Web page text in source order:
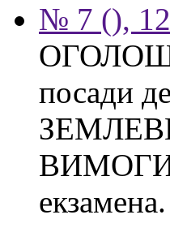
№ 7 (), 12
посади
ВИМОГИ